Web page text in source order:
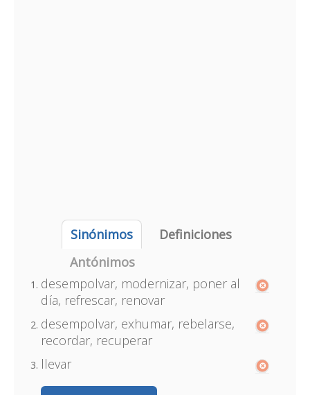
Sinónimos
Definiciones
Antónimos
desempolvar, modernizar, poner al
día, refrescar, renovar
desempolvar, exhumar, rebelarse,
recordar, recuperar
llevar